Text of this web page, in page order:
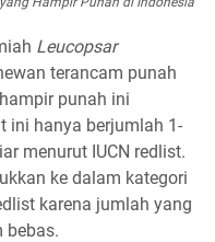
Leucopsar
terancam punah
punah ini
ini hanya berjumlah 1-
menurut IUCN redlist.
ke dalam kategori
karena jumlah yang
bebas.